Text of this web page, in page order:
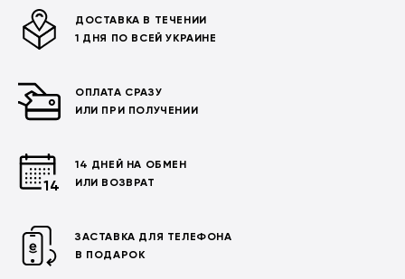
ДОСТАВКА В ТЕЧЕНИИ
1 ДНЯ ПО ВСЕЙ УКРАИНЕ
ОПЛАТА СРАЗУ
ИЛИ ПРИ ПОЛУЧЕНИИ
14 ДНЕЙ НА ОБМЕН
ИЛИ ВОЗВРАТ
ЗАСТАВКА ДЛЯ ТЕЛЕФОНА
В ПОДАРОК